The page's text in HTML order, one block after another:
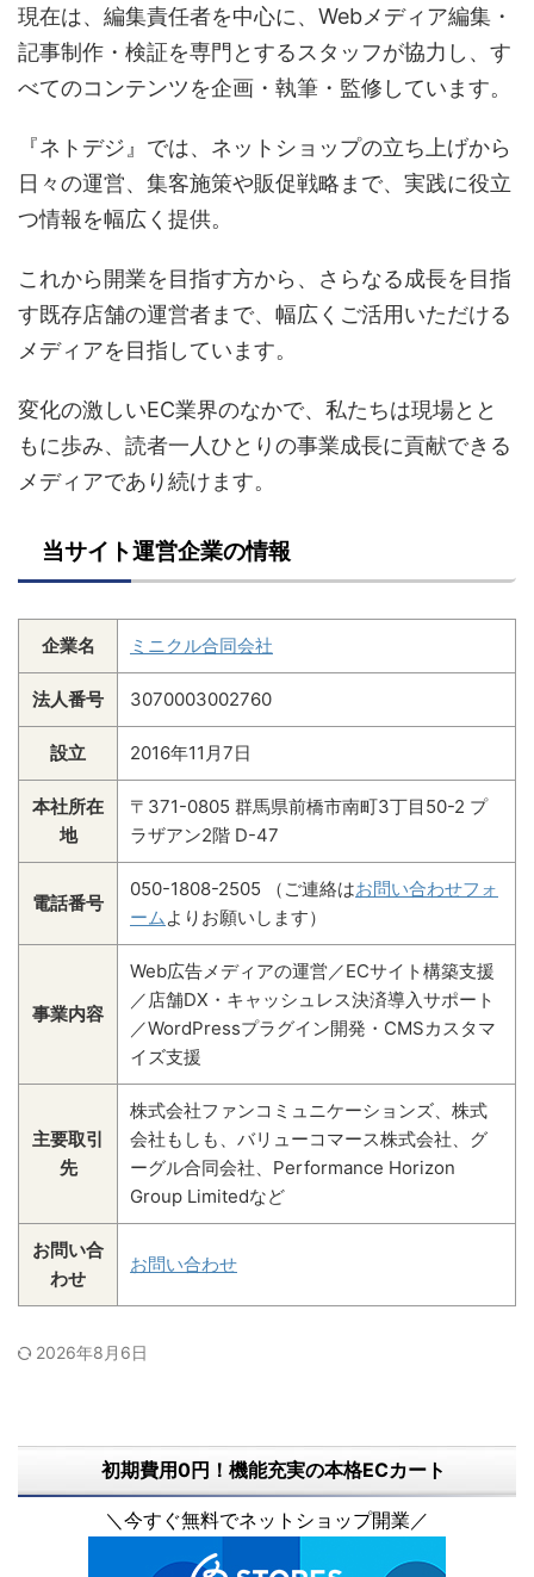
現在は、編集責任者を中心に、Webメディア編集・
記事制作・検証を専門とするスタッフが協力し、す
べてのコンテンツを企画・執筆・監修しています。
『ネトデジ』では、ネットショップの立ち上げから
日々の運営、集客施策や販促戦略まで、実践に役立
つ情報を幅広く提供。
これから開業を目指す方から、さらなる成長を目指
す既存店舗の運営者まで、幅広くご活用いただける
メディアを目指しています。
変化の激しいEC業界のなかで、私たちは現場とと
もに歩み、読者一人ひとりの事業成長に貢献できる
メディアであり続けます。
当サイト運営企業の情報
企業名 ミニクル合同会社
法人番号 3070003002760
設立 2016年11月7日
本社所在
地
〒371-0805 群馬県前橋市南町3丁目50-2 プ
ラザアン2階 D-47
電話番号
050-1808-2505 （ご連絡はお問い合わせフォ
ームよりお願いします）
事業内容
Web広告メディアの運営／ECサイト構築支援
／店舗DX・キャッシュレス決済導入サポート
／WordPressプラグイン開発・CMSカスタマ
イズ支援
主要取引
先
株式会社ファンコミュニケーションズ、株式
会社もしも、バリューコマース株式会社、グ
ーグル合同会社、Performance Horizon
Group Limitedなど
お問い合
わせ
お問い合わせ
2026年8月6日
初期費用0円！機能充実の本格ECカート
＼今すぐ無料でネットショップ開業／